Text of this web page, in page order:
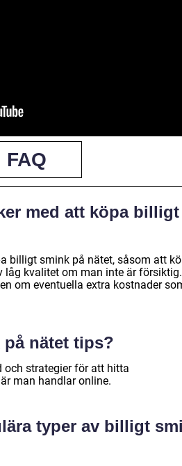
FAQ
med att köpa billigt
billigt smink på nätet, såsom att
låg kvalitet om man inte är
om eventuella extra kostnader
nätet tips?
strategier för att hitta
man handlar online.
typer av billigt